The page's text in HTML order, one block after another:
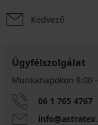
Kedvező
Ügyfélszolgálat
Munkanapokon 8:00
06 1 765 4767